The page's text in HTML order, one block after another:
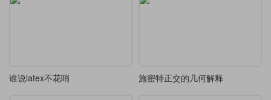
谁说latex不花哨 施密特正交的几何解释